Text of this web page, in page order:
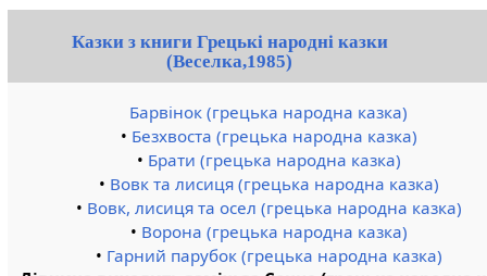
Казки з книги Грецькі народні казки
(Веселка,1985)
Барвінок (грецька народна казка)
• Безхвоста (грецька народна казка)
• Брати (грецька народна казка)
• Вовк та лисиця (грецька народна казка)
• Вовк, лисиця та осел (грецька народна казка)
• Ворона (грецька народна казка)
• Гарний парубок (грецька народна казка)